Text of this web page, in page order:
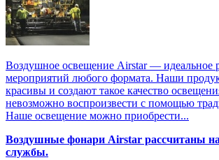
Воздушное освещение Airstar — идеальное
мероприятий любого формата. Наши
красивы и создают такое качество
невозможно воспроизвести с помощью
Наше освещение можно приобрести...
Воздушные фонари Airstar рассчитаны
службы.